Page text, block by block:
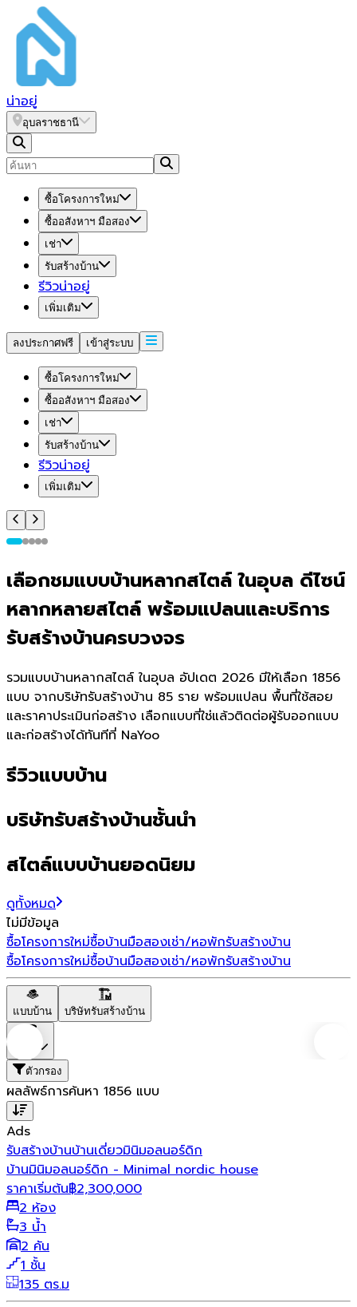
น่าอยู่
อุบลราชธานี
ซื้อโครงการใหม่
ซื้ออสังหาฯ มือสอง
เช่า
รับสร้างบ้าน
รีวิวน่าอยู่
เพิ่มเติม
ลงประกาศฟรี เข้าสู่ระบบ
ซื้อโครงการใหม่
ซื้ออสังหาฯ มือสอง
เช่า
รับสร้างบ้าน
รีวิวน่าอยู่
เพิ่มเติม
เลือกชมแบบบ้านหลากสไตล์ ในอุบล ดีไซน์
หลากหลายสไตล์ พร้อมแปลนและบริการ
รับสร้างบ้านครบวงจร
รวมแบบบ้านหลากสไตล์ ในอุบล อัปเดต 2026 มีให้เลือก 1856
แบบ จากบริษัทรับสร้างบ้าน 85 ราย พร้อมแปลน พื้นที่ใช้สอย
และราคาประเมินก่อสร้าง เลือกแบบที่ใช่แล้วติดต่อผู้รับออกแบบ
และก่อสร้างได้ทันทีที่ NaYoo
รีวิวแบบบ้าน
บริษัทรับสร้างบ้านชั้นนำ
สไตล์แบบบ้านยอดนิยม
ดูทั้งหมด
ไม่มีข้อมูล
ซื้อโครงการใหม่ซื้อบ้านมือสองเช่า/หอพักรับสร้างบ้าน
ซื้อโครงการใหม่ซื้อบ้านมือสองเช่า/หอพักรับสร้างบ้าน
แบบบ้าน บริษัทรับสร้างบ้าน
ตัวกรอง
ผลลัพธ์การค้นหา 1856 แบบ
Ads
รับสร้างบ้านบ้านเดี่ยวมินิมอลนอร์ดิก
บ้านมินิมอลนอร์ดิก - Minimal nordic house
ราคาเริ่มต้น฿2,300,000
2 ห้อง
3 น้ำ
2 คัน
1 ชั้น
135 ตร.ม